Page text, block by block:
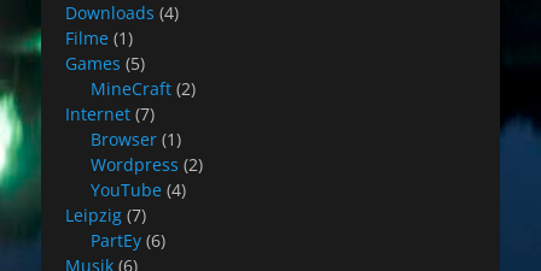
Downloads (4)
Filme (1)
Games (5)
MineCraft (2)
Internet (7)
Browser (1)
Wordpress (2)
YouTube (4)
Leipzig (7)
PartEy (6)
Musik (6)